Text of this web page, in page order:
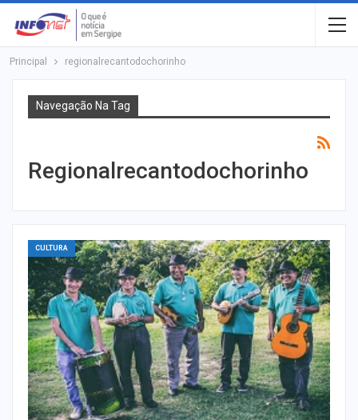
Principal regionalrecantodochorinho
Navegação Na Tag
Regionalrecantodochorinho
CULTURA